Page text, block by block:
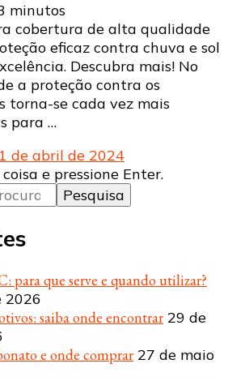
minutos
cobertura de alta qualidade
eficaz contra chuva e sol
Descubra mais! No
a proteção contra os
torna-se cada vez mais
para …
1 de abril de 2024
e pressione Enter.
para que serve e quando utilizar?
2026
saiba onde encontrar 29 de
e onde comprar 27 de maio